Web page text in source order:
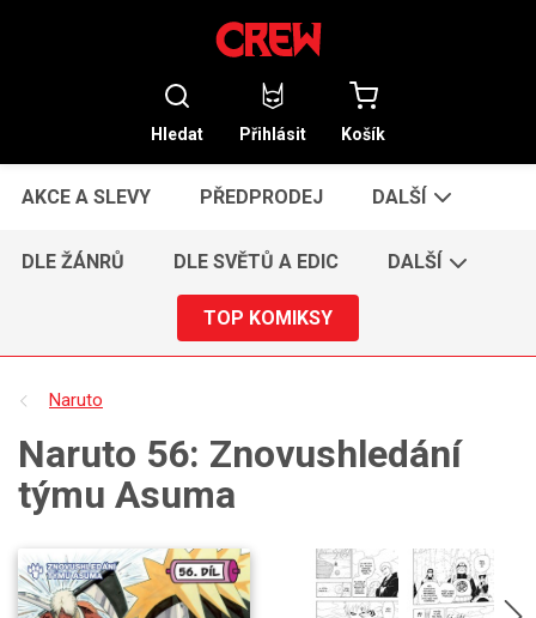
Hledat Přihlásit Košík
AKCE A SLEVY PŘEDPRODEJ DALŠÍ
DLE ŽÁNRŮ DLE SVĚTŮ A EDIC DALŠÍ
TOP KOMIKSY
Naruto
Naruto 56: Znovushledání
týmu Asuma